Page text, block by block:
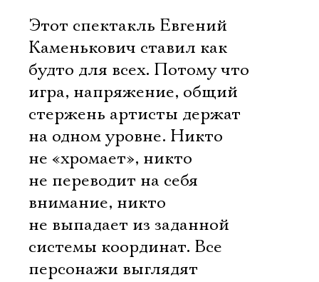
Этот спектакль Евгений
Каменькович ставил как
будто для всех. Потому что
игра, напряжение, общий
стержень артисты держат
на одном уровне. Никто
не «хромает», никто
не переводит на себя
внимание, никто
не выпадает из заданной
системы координат. Все
персонажи выглядят